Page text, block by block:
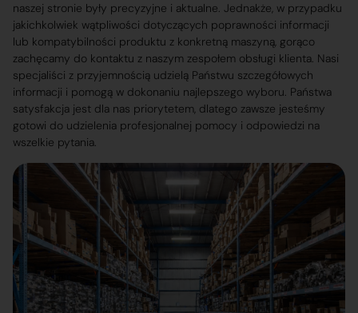
naszej stronie były precyzyjne i aktualne. Jednakże, w przypadku
jakichkolwiek wątpliwości dotyczących poprawności informacji
lub kompatybilności produktu z konkretną maszyną, gorąco
zachęcamy do kontaktu z naszym zespołem obsługi klienta. Nasi
specjaliści z przyjemnością udzielą Państwu szczegółowych
informacji i pomogą w dokonaniu najlepszego wyboru. Państwa
satysfakcja jest dla nas priorytetem, dlatego zawsze jesteśmy
gotowi do udzielenia profesjonalnej pomocy i odpowiedzi na
wszelkie pytania.